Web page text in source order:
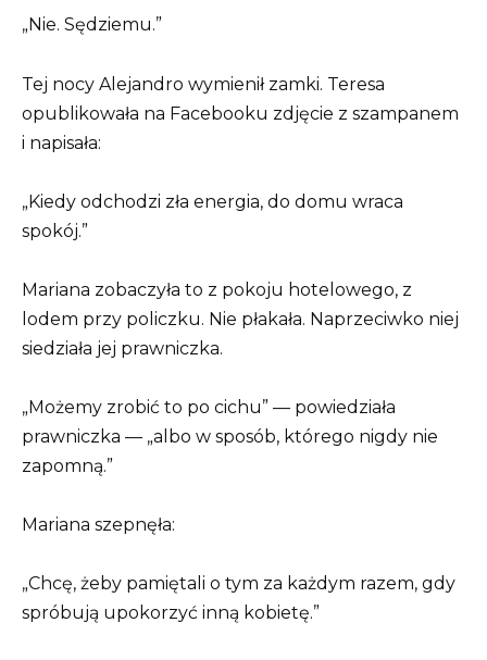
„Nie. Sędziemu.”
Tej nocy Alejandro wymienił zamki. Teresa
opublikowała na Facebooku zdjęcie z szampanem
i napisała:
„Kiedy odchodzi zła energia, do domu wraca
spokój.”
Mariana zobaczyła to z pokoju hotelowego, z
lodem przy policzku. Nie płakała. Naprzeciwko niej
siedziała jej prawniczka.
„Możemy zrobić to po cichu” — powiedziała
prawniczka — „albo w sposób, którego nigdy nie
zapomną.”
Mariana szepnęła:
„Chcę, żeby pamiętali o tym za każdym razem, gdy
spróbują upokorzyć inną kobietę.”